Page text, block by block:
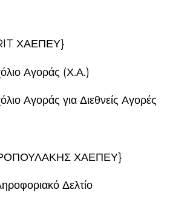
ΧΑΕΠΕΥ}
Αγοράς (Χ.Α.)
Αγοράς για Διεθνείς Αγορές
ΧΑΕΠΕΥ}
Δελτίο